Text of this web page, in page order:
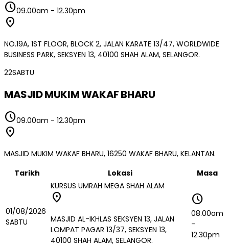
schedule09.00am - 12.30pm
location_on
NO.19A, 1ST FLOOR, BLOCK 2, JALAN KARATE 13/47, WORLDWIDE
BUSINESS PARK, SEKSYEN 13, 40100 SHAH ALAM, SELANGOR.
22SABTU
MASJID MUKIM WAKAF BHARU
schedule09.00am - 12.30pm
location_on
MASJID MUKIM WAKAF BHARU, 16250 WAKAF BHARU, KELANTAN.
Tarikh
Lokasi Masa
01/08/2026
SABTU
KURSUS UMRAH MEGA SHAH ALAM
location_on
MASJID AL-IKHLAS SEKSYEN 13, JALAN
LOMPAT PAGAR 13/37, SEKSYEN 13,
40100 SHAH ALAM, SELANGOR.
schedule
08.00am
-
12.30pm